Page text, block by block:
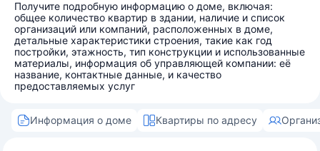
Получите подробную информацию о доме, включая:
общее количество квартир в здании, наличие и список
организаций или компаний, расположенных в доме,
детальные характеристики строения, такие как год
постройки, этажность, тип конструкции и использованные
материалы, информация об управляющей компании: её
название, контактные данные, и качество
предоставляемых услуг
Информация о доме Квартиры по адресу